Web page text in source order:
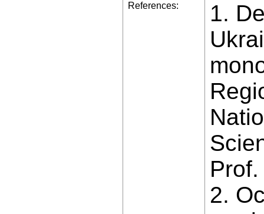
References:
1.
2.